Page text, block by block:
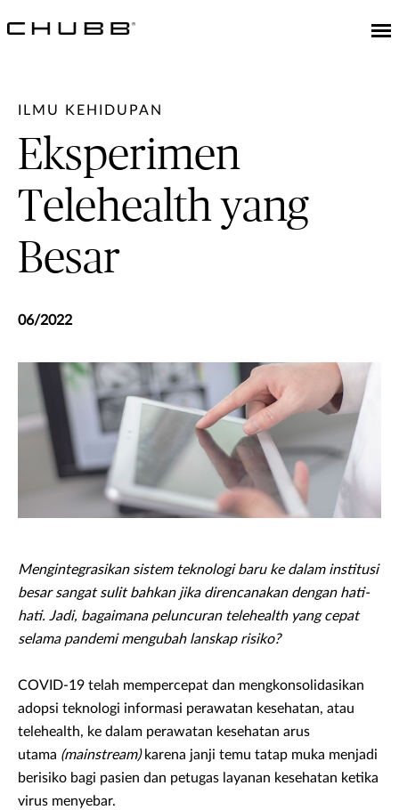
ILMU KEHIDUPAN
Eksperimen
Telehealth yang
Besar
06/2022
Mengintegrasikan sistem teknologi baru ke dalam institusi
besar sangat sulit bahkan jika direncanakan dengan hati-
hati. Jadi, bagaimana peluncuran telehealth yang cepat
selama pandemi mengubah lanskap risiko?
COVID-19 telah mempercepat dan mengkonsolidasikan
adopsi teknologi informasi perawatan kesehatan, atau
telehealth, ke dalam perawatan kesehatan arus
utama (mainstream)karena janji temu tatap muka menjadi
berisiko bagi pasien dan petugas layanan kesehatan ketika
virus menyebar.